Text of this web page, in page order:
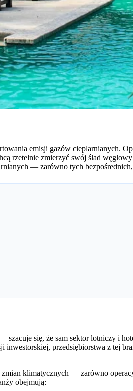
emisji gazów cieplarnianych.
rzetelnie zmierzyć swój ślad
— zarówno tych
się, że sam sektor lotniczy i
inwestorskiej, przedsiębiorstwa z tej
klimatycznych — zarówno
obejmują: